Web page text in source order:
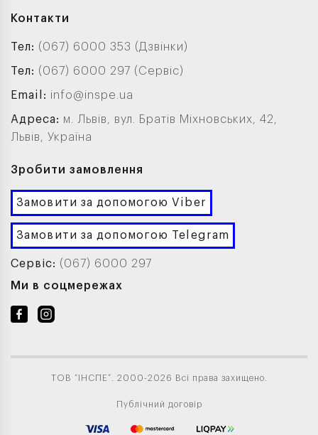
Контакти
Тел: (067) 6000 353 (Дзвінки)
Тел: (067) 6000 297 (Сервіс)
Email: info@inspe.ua
Адреса: м. Львів, вул. Братів Міхновських, 42,
Львів, Україна
Зробити замовлення
Замовити за допомогою Viber
Замовити за допомогою Telegram
Сервіс: (067) 6000 297
Ми в соцмережах
ТОВ “ІНСПЕ”. 2000-2026 Всі права захищено.
Публічний договір